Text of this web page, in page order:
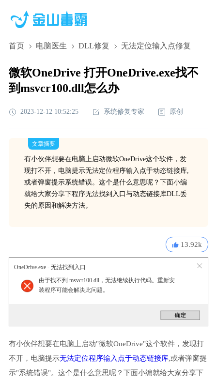
首页 电脑医生 DLL修复 无法定位输入点修复
微软OneDrive 打开OneDrive.exe找不
到msvcr100.dll怎么办
2023-12-12 10:52:25 系统修复专家 原创
文章摘要
有小伙伴想要在电脑上启动微软OneDrive这个软件，发
现打不开，电脑提示无法定位程序输入点于动态链接库,
或者弹窗提示系统错误。这个是什么意思呢？下面小编
就给大家分享下程序无法找到入口与动态链接库DLL丢
失的原因和解决方法。
13.92k
OneDrive.exe - 无法找到入口
由于找不到 msvcr100.dll，无法继续执行代码。重新安
装程序可能会解决此问题。
有小伙伴想要在电脑上启动"微软OneDrive"这个软件，发现打
不开，电脑提示无法定位程序输入点于动态链接库,或者弹窗提
示"系统错误"。这个是什么意思呢？下面小编就给大家分享下